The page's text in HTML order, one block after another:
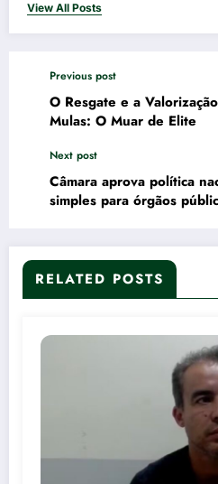
View All Posts
Previous post
O Resgate e a
Mulas: O Muar de Elite
Next post
Câmara aprova política
simples para órgãos
RELATED POSTS